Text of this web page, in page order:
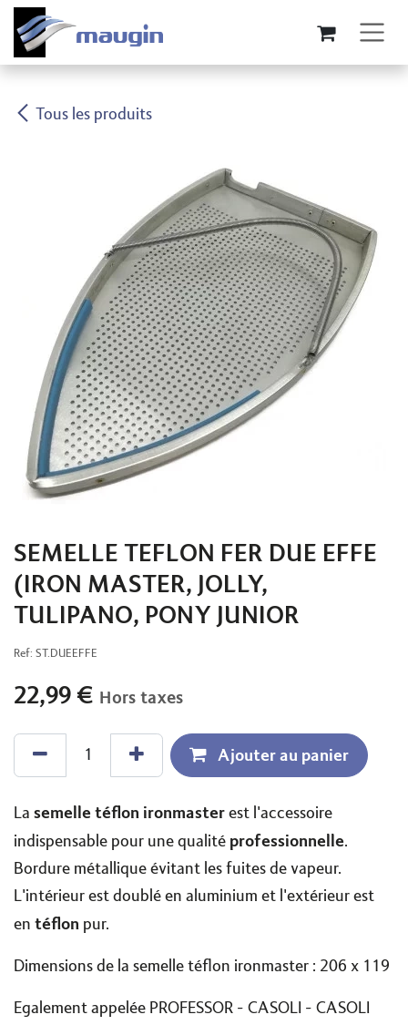
Se rendre au contenu
Tous les produits
SEMELLE TEFLON FER DUE EFFE
(IRON MASTER, JOLLY,
TULIPANO, PONY JUNIOR
Ref: ST.DUEEFFE
22,99 € Hors taxes
Ajouter au panier
La semelle téflon ironmasterest l'accessoire
indispensable pour une qualité professionnelle.
Bordure métallique évitant les fuites de vapeur.
L'intérieur est doublé en aluminium et l'extérieur est
en téflon pur.
Dimensions de la semelle téflon ironmaster : 206 x 119
Egalement appelée PROFESSOR - CASOLI - CASOLI